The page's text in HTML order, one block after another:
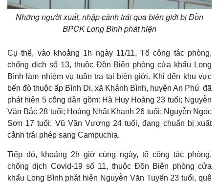
Những người xuất, nhập cảnh trái qua biên giới bị Đồn
BPCK Long Bình phát hiện
Cụ thể, vào khoảng 1h ngày 11/11, Tổ công tác phòng,
chống dịch số 13, thuộc Đồn Biên phòng cửa khẩu Long
Bình làm nhiệm vụ tuần tra tại biên giới. Khi đến khu vực
bến đò thuộc ấp Bình Di, xã Khánh Bình, huyện An Phú đã
phát hiện 5 công dân gồm: Hà Huy Hoàng 23 tuổi; Nguyễn
Văn Bắc 28 tuổi; Hoàng Nhật Khanh 26 tuổi; Nguyễn Ngọc
Sơn 17 tuổi; Vũ Văn Vương 24 tuổi, đang chuẩn bị xuất
cảnh trái phép sang Campuchia.
Tiếp đó, khoảng 2h giờ cùng ngày, tổ công tác phòng,
chống dịch Covid-19 số 11, thuộc Đồn Biên phòng cửa
khẩu Long Bình phát hiện Nguyễn Văn Tuyến 23 tuổi, quê